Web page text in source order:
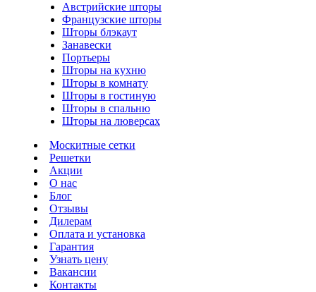
Австрийские шторы
Французские шторы
Шторы блэкаут
Занавески
Портьеры
Шторы на кухню
Шторы в комнату
Шторы в гостиную
Шторы в спальню
Шторы на люверсах
Москитные сетки
Решетки
Акции
О нас
Блог
Отзывы
Дилерам
Оплата и установка
Гарантия
Узнать цену
Вакансии
Контакты